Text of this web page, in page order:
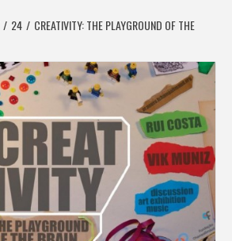
24
CREATIVITY: THE PLAYGROUND OF THE